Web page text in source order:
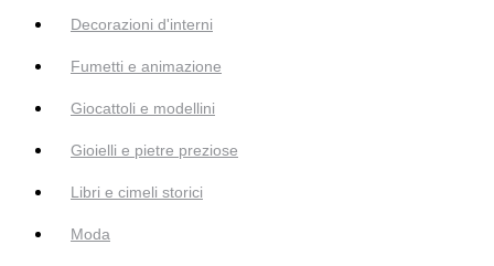
Decorazioni d'interni
Fumetti e animazione
Giocattoli e modellini
Gioielli e pietre preziose
Libri e cimeli storici
Moda